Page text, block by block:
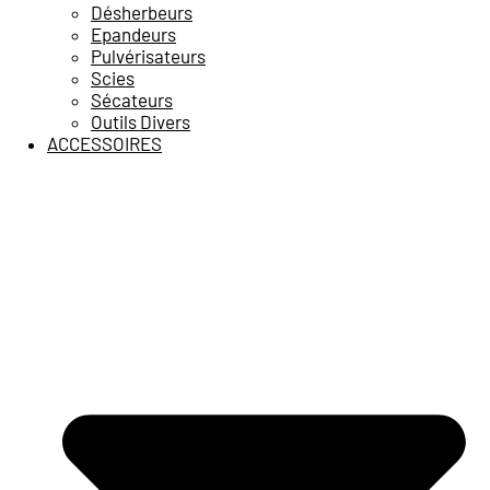
Désherbeurs
Epandeurs
Pulvérisateurs
Scies
Sécateurs
Outils Divers
ACCESSOIRES